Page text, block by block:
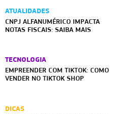
ATUALIDADES
CNPJ ALFANUMÉRICO IMPACTA
NOTAS FISCAIS: SAIBA MAIS
TECNOLOGIA
EMPREENDER COM TIKTOK: COMO
VENDER NO TIKTOK SHOP
DICAS